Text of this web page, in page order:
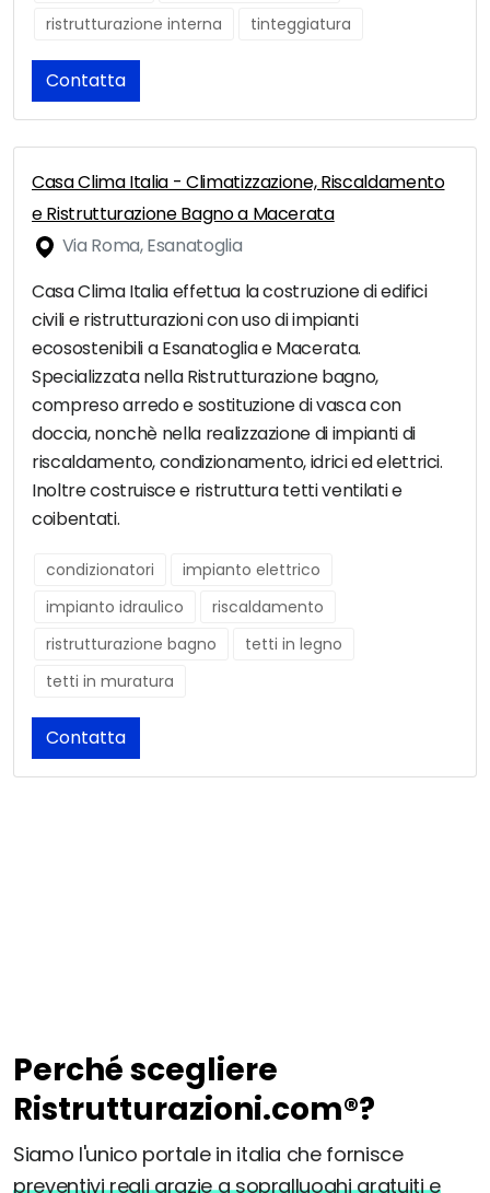
ristrutturazione interna
tinteggiatura
Contatta
Casa Clima Italia - Climatizzazione, Riscaldamento
e Ristrutturazione Bagno a Macerata
Via Roma, Esanatoglia
Casa Clima Italia effettua la costruzione di edifici
civili e ristrutturazioni con uso di impianti
ecosostenibili a Esanatoglia e Macerata.
Specializzata nella Ristrutturazione bagno,
compreso arredo e sostituzione di vasca con
doccia, nonchè nella realizzazione di impianti di
riscaldamento, condizionamento, idrici ed elettrici.
Inoltre costruisce e ristruttura tetti ventilati e
coibentati.
condizionatori
impianto elettrico
impianto idraulico
riscaldamento
ristrutturazione bagno
tetti in legno
tetti in muratura
Contatta
Perché scegliere
Ristrutturazioni.com®?
Siamo l'unico portale in italia che fornisce
preventivi reali grazie a sopralluoghi gratuiti e